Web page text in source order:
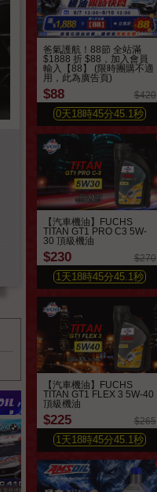
爸氣護航！88節 全站滿
$1888 折 $88，加入會員
輸入【88】 (限時團購不適
用，此為廣告頁)
$88 $420
0天18時45分43.4秒
【汽車機油】FUCHS
TITAN GT1 PRO C3 5W-
30 頂級機油
$230 $270
1天18時45分43.4秒
【汽車機油】FUCHS
TITAN GT1 FLEX 3 5W-40
頂級機油
$225 $265
1天18時45分43.4秒
加到最愛